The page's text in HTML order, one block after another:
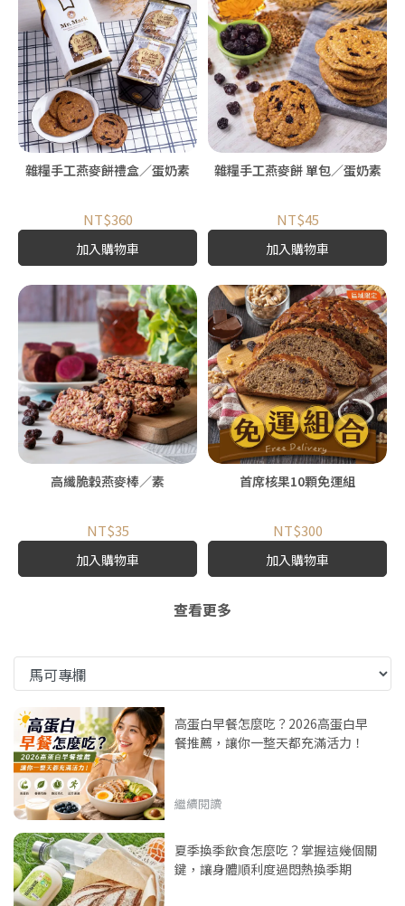
雜糧手工燕麥餅禮盒／蛋奶素
NT$360
加入購物車
雜糧手工燕麥餅 單包／蛋奶素
NT$45
加入購物車
高纖脆穀燕麥棒／素
NT$35
加入購物車
首席核果10顆免運組
NT$300
加入購物車
查看更多
高蛋白早餐怎麼吃？2026高蛋白早
餐推薦，讓你一整天都充滿活力！
繼續閱讀
夏季換季飲食怎麼吃？掌握這幾個關
鍵，讓身體順利度過悶熱換季期